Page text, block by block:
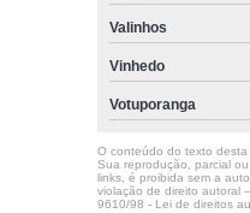
Valinhos
Vinhedo
Votuporanga
O conteúdo do texto desta
Sua reprodução, parcial
links, é proibida sem a
violação de direito autoral
9610/98 - Lei de direitos